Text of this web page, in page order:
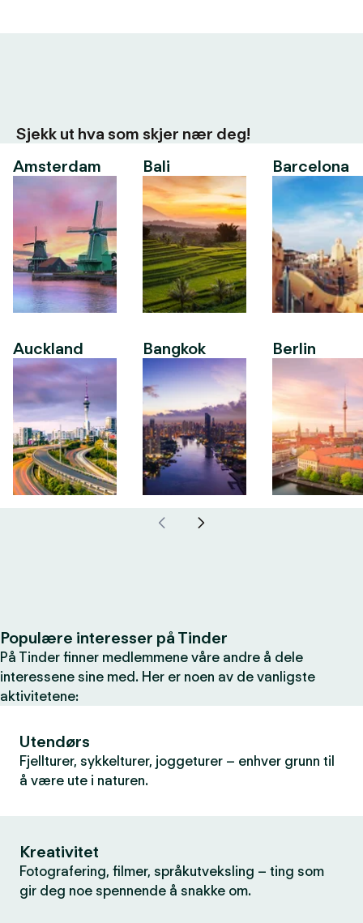
Sjekk ut hva som skjer nær deg!
Amsterdam
Auckland
Bali
Bangkok
Barcelona
Berlin
Populære interesser på Tinder
På Tinder finner medlemmene våre andre å dele
interessene sine med. Her er noen av de vanligste
aktivitetene:
Utendørs
Fjellturer, sykkelturer, joggeturer – enhver grunn til
å være ute i naturen.
Kreativitet
Fotografering, filmer, språkutveksling – ting som
gir deg noe spennende å snakke om.